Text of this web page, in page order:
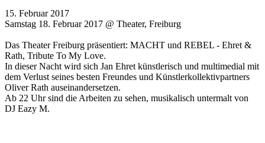
15. Februar 2017
Samstag 18. Februar 2017 @ Theater, Freiburg
Das Theater Freiburg präsentiert: MACHT und REBEL - Ehret &
Rath, Tribute To My Love.
In dieser Nacht wird sich Jan Ehret künstlerisch und multimedial mit
dem Verlust seines besten Freundes und Künstlerkollektivpartners
Oliver Rath auseinandersetzen.
Ab 22 Uhr sind die Arbeiten zu sehen, musikalisch untermalt von
DJ Eazy M.